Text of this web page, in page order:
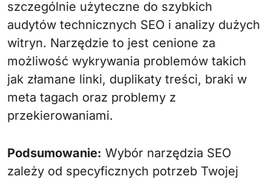
szczególnie użyteczne do szybkich
audytów technicznych SEO i analizy dużych
witryn. Narzędzie to jest cenione za
możliwość wykrywania problemów takich
jak złamane linki, duplikaty treści, braki w
meta tagach oraz problemy z
przekierowaniami.
Podsumowanie: Wybór narzędzia SEO
zależy od specyficznych potrzeb Twojej